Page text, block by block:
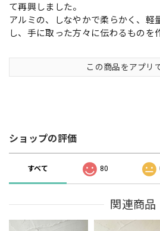
て再興しました。
アルミの、しなやかで柔らかく、軽
し、手に取った方々に伝わるものを
この商品をアプリ
ショップの評価
すべて 80
関連商品